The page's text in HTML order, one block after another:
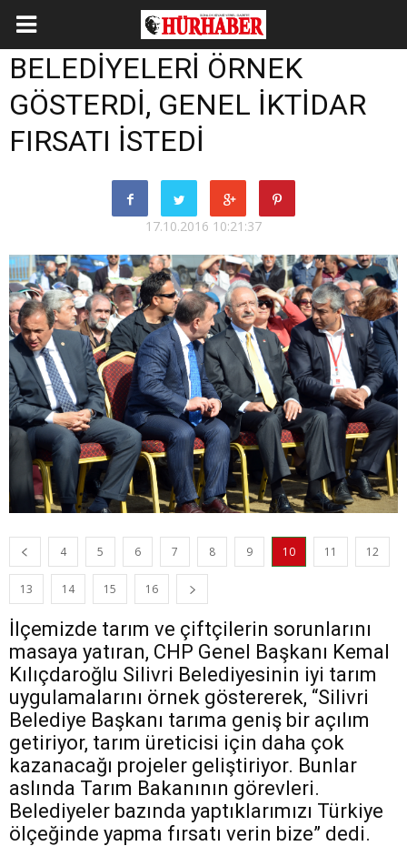
BELEDİYELERİ ÖRNEK
GÖSTERDİ, GENEL İKTİDAR
FIRSATI İSTEDİ
17.10.2016 10:21:37
4 5 6 7 8 9 10 11 12
13 14 15 16
İlçemizde tarım ve çiftçilerin sorunlarını
masaya yatıran, CHP Genel Başkanı Kemal
Kılıçdaroğlu Silivri Belediyesinin iyi tarım
uygulamalarını örnek göstererek, “Silivri
Belediye Başkanı tarıma geniş bir açılım
getiriyor, tarım üreticisi için daha çok
kazanacağı projeler geliştiriyor. Bunlar
aslında Tarım Bakanının görevleri.
Belediyeler bazında yaptıklarımızı Türkiye
ölçeğinde yapma fırsatı verin bize” dedi.